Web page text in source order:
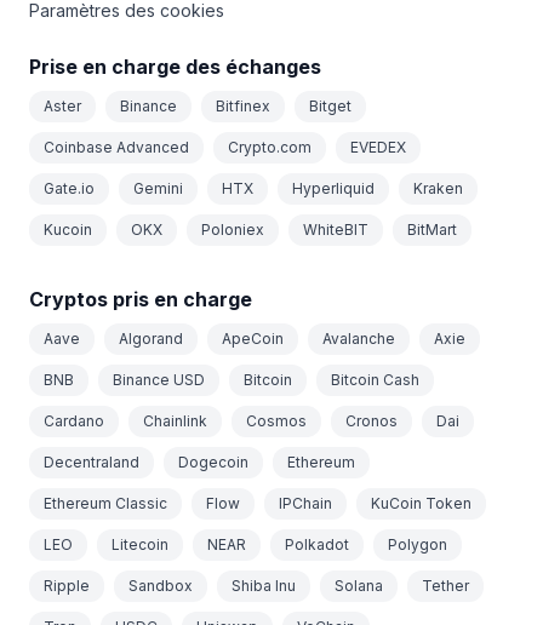
Paramètres des cookies
Prise en charge des échanges
Aster Binance Bitfinex Bitget
Coinbase Advanced Crypto.com EVEDEX
Gate.io Gemini HTX Hyperliquid Kraken
Kucoin OKX Poloniex WhiteBIT BitMart
Cryptos pris en charge
Aave Algorand ApeCoin Avalanche Axie
BNB Binance USD Bitcoin Bitcoin Cash
Cardano Chainlink Cosmos Cronos Dai
Decentraland Dogecoin Ethereum
Ethereum Classic Flow IPChain KuCoin Token
LEO Litecoin NEAR Polkadot Polygon
Ripple Sandbox Shiba Inu Solana Tether